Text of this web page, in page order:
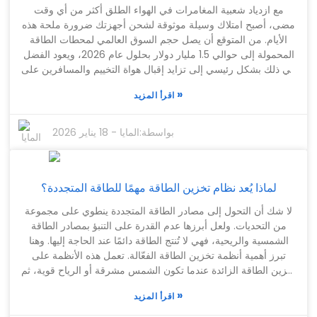
اختيار أكبر وأقوى بطارية دون تفكير. أحيانًا، يكون من الأذكى إيجاد
توازن مناسب بين القوة والكفاءة. إذا وضعت هذا في اعتبارك،
فستكون أكثر قدرة على اتخاذ خيارات أفضل، سواء كنت تتسوق
لنفسك أو تصمم تقنيات للآخرين. فالأمر كله يتعلق باتخاذ تلك
القرارات المدروسة التي تُحدث فرقًا حقيقيًا.
مع ازدياد شعبية المغامرات في الهواء الطلق أكثر من أي وقت
مضى، أصبح امتلاك وسيلة موثوقة لشحن أجهزتك ضرورة ملحة هذه
الأيام. من المتوقع أن يصل حجم السوق العالمي لمحطات الطاقة
المحمولة إلى حوالي 1.5 مليار دولار بحلول عام 2026، ويعود الفضل
في ذلك بشكل رئيسي إلى تزايد إقبال هواة التخييم والمسافرين على
توفر لك هذه المحطات الصغيرة راحة تشغيل أجهزتك أينما كنت -
الطاقة المحمولة هذه لكل شيء، بدءًا من شحن هواتفهم الذكية
وصولًا إلى تشغيل الأجهزة المنزلية الصغيرة. إنها تُحدث فرقًا كبيرًا
في مدى متعة رحلتك في الهواء الطلق وراحتها. ولكن، لنكن
المحطة المناسبة ليس بالأمر السهل دائمًا. قد لا تتمتع بعضها بسعة أو
قدرة كافية، مما قد يكون محبطًا للغاية عندما تعتمد عليها. لذلك، من
الضروري فهم المواصفات المهمة وكيفية أداء هذه المحطات في
ظروف الاستخدام الواقعية. تُظهر المراجعات والتقارير من خبراء
الصناعة أن علامات تجارية مثل Jackery وGoal Zero تتصدر
السوق حاليًا. لكن لا تغفل عن العلامات التجارية الأحدث أيضاً، فهي
تُحرز تقدماً ملحوظاً. سيساعدك تخصيص بعض الوقت لاستكشاف
خياراتك على إيجاد محطة الطاقة المحمولة المثالية التي تُناسب
»
بواسطة:المايا - 18 يناير 2026
لماذا يُعد نظام تخزين الطاقة مهمًا للطاقة المتجددة؟
لا شك أن التحول إلى مصادر الطاقة المتجددة ينطوي على مجموعة
من التحديات. ولعل أبرزها عدم القدرة على التنبؤ بمصادر الطاقة
الشمسية والريحية، فهي لا تُنتج الطاقة دائمًا عند الحاجة إليها. وهنا
تبرز أهمية أنظمة تخزين الطاقة الفعّالة. تعمل هذه الأنظمة على
تخزين الطاقة الزائدة عندما تكون الشمس مشرقة أو الرياح قوية، ثم
على ضمان تدفق الطاقة بسلاسة. إضافةً إلى ذلك، تُساهم أنظمة
»